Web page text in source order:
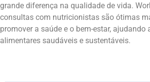
grande diferença na qualidade de vida.
consultas com nutricionistas são ótimas
promover a saúde e o bem-estar, ajudando
alimentares saudáveis e sustentáveis.